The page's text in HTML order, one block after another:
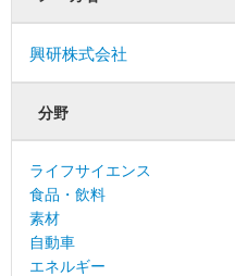
興研株式会社
分野
ライフサイエンス
食品・飲料
素材
自動車
エネルギー